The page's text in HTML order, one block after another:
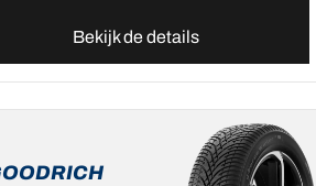
Bekijk de details